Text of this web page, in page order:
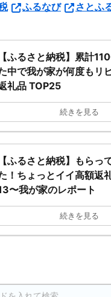
ふるなび さとふ
【ふるさと納税】累計
中で我が家が何度もリ
礼品 TOP25
続きを見る
【ふるさと納税】もらっ
！ちょっとイイ高額返
〜我が家のレポート
続きを見る